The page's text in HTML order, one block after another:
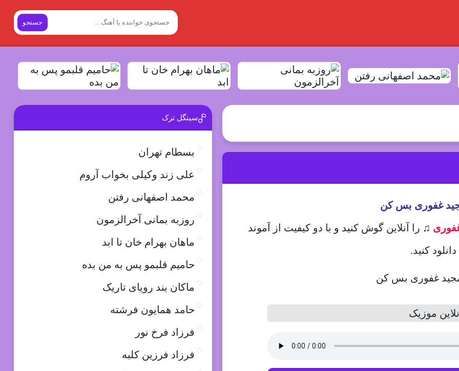
جستجو
غفوری بس کن
♫ را آنلاین گوش کنید و با دو کیفیت از آموند
کنید.
موزیک
سینگل ترک
بسطام تهران
علی زند وکیلی بخواب آروم
محمد اصفهانی رفتن
روزبه بمانی آخرالزمون
ماهان بهرام خان تا ابد
حامیم قلبمو پس به من بده
ماکان بند رویای تاریک
حامد همایون فرشته
فرزاد فرخ نور
فرزاد فرزین کلبه